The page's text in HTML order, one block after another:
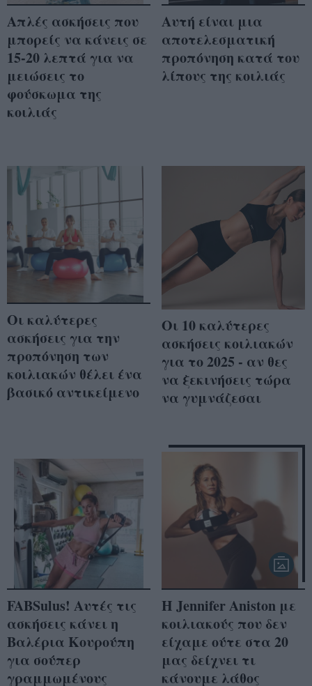
Απλές ασκήσεις που
μπορείς να κάνεις σε
15-20 λεπτά για να
μειώσεις το
φούσκωμα της
κοιλιάς
Αυτή είναι μια
αποτελεσματική
προπόνηση κατά του
λίπους της κοιλιάς
Οι καλύτερες
ασκήσεις για την
προπόνηση των
κοιλιακών θέλει ένα
βασικό αντικείμενο
Οι 10 καλύτερες
ασκήσεις κοιλιακών
για το 2025 - αν θες
να ξεκινήσεις τώρα
να γυμνάζεσαι
FABSulus! Αυτές τις
ασκήσεις κάνει η
Βαλέρια Κουρούπη
για σούπερ
γραμμωμένους
Η Jennifer Aniston με
κοιλιακούς που δεν
είχαμε ούτε στα 20
μας δείχνει τι
κάνουμε λάθος